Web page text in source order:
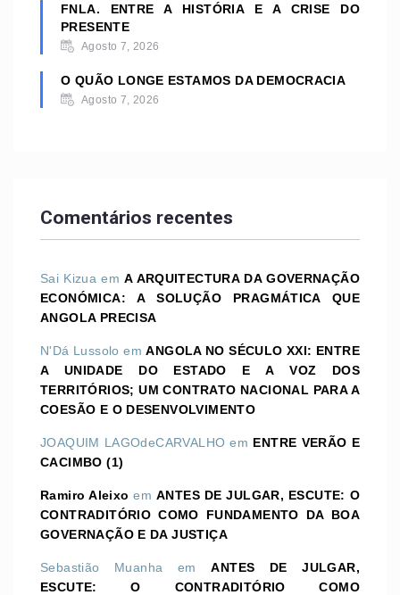
FNLA. ENTRE A HISTÓRIA E A CRISE DO
PRESENTE
Agosto 7, 2026
O QUÃO LONGE ESTAMOS DA DEMOCRACIA
Agosto 7, 2026
Comentários recentes
Sai Kizua emA ARQUITECTURA DA GOVERNAÇÃO
ECONÓMICA: A SOLUÇÃO PRAGMÁTICA QUE
ANGOLA PRECISA
N'Dá Lussolo emANGOLA NO SÉCULO XXI: ENTRE
A UNIDADE DO ESTADO E A VOZ DOS
TERRITÓRIOS; UM CONTRATO NACIONAL PARA A
COESÃO E O DESENVOLVIMENTO
JOAQUIM LAGOdeCARVALHO em ENTRE VERÃO E
CACIMBO (1)
Ramiro Aleixo emANTES DE JULGAR, ESCUTE: O
CONTRADITÓRIO COMO FUNDAMENTO DA BOA
GOVERNAÇÃO E DA JUSTIÇA
Sebastião Muanha emANTES DE JULGAR,
ESCUTE: O CONTRADITÓRIO COMO